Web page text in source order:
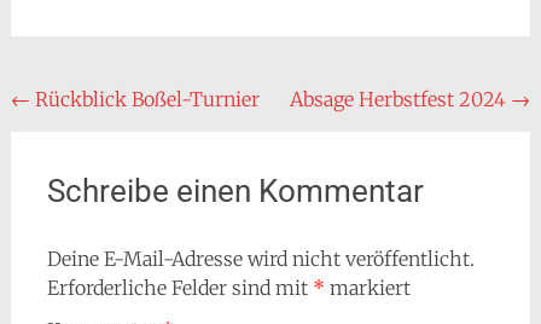
Beitragsnavigation
← Rückblick Boßel-Turnier Absage Herbstfest 2024 →
Schreibe einen Kommentar
Deine E-Mail-Adresse wird nicht veröffentlicht.
Erforderliche Felder sind mit * markiert